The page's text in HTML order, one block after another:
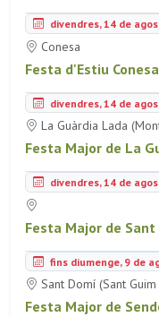
divendres, 14 de
Conesa
Festa d'Estiu
divendres, 14 de
La Guàrdia Lada
Festa Major de La
divendres, 14 de
Festa Major de
fins diumenge, 9 de
Sant Domí (Sant
Festa Major de